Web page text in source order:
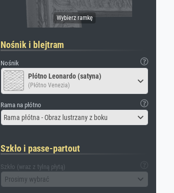
Nośnik i blejtram
Nośnik
Płótno Leonardo (satyna)
(Płótno Venezia)
Rama na płótno
Rama płótna - Obraz lustrzany z boku
Szkło i passe-partout
Szkło (wraz z tylną płytą)
Prosimy wybrać